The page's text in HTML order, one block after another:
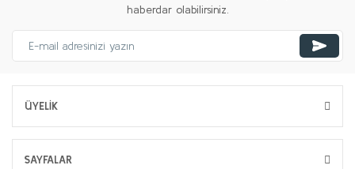
haberdar olabilirsiniz.
ÜYELİK
SAYFALAR